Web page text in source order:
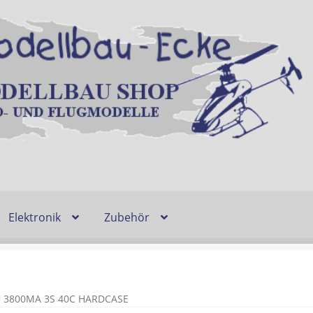
Elektronik Zubehör
Lieferzeit & Verfügbarkeit
3800MA 3S 40C HARDCASE